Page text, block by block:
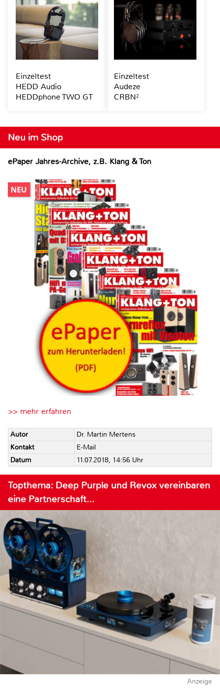
Neu im Shop
ePaper Jahres-Archive, z.B. Klang & Ton
>> mehr erfahren
Autor
Dr. Martin Mertens
Kontakt
E-Mail
Datum
11.07.2018, 14:56 Uhr
Topthema: Deep Purple und Revox vereinbaren
eine Partnerschaft…
Anzeige
Einzeltest
HEDD Audio
HEDDphone TWO GT
Einzeltest
Audeze
CRBN²